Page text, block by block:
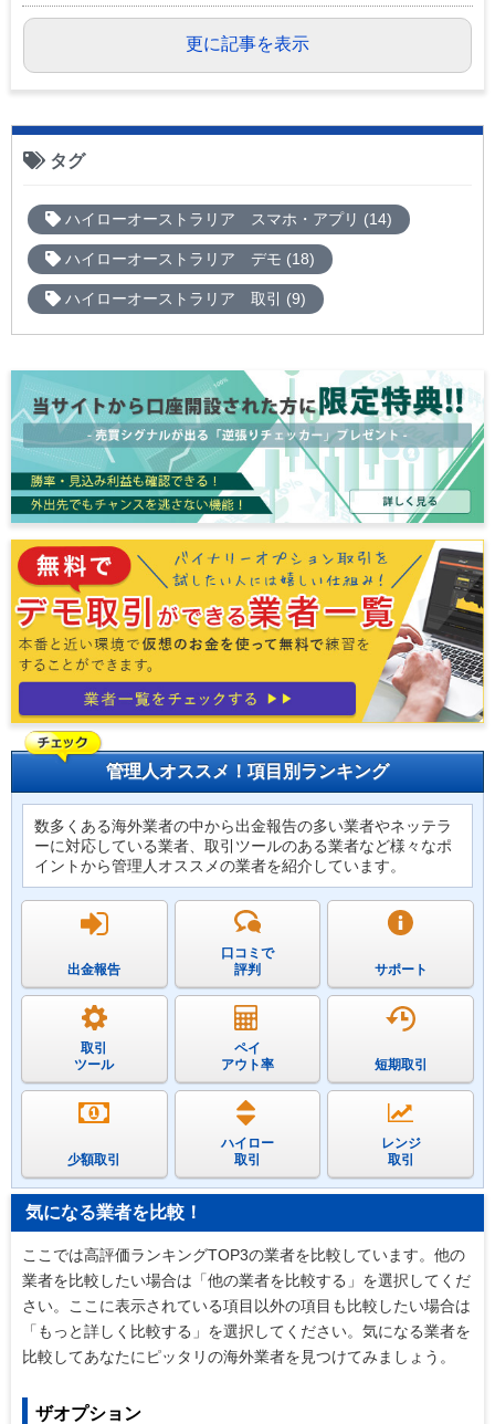
更に記事を表示
タグ
ハイローオーストラリア スマホ・アプリ (14)
ハイローオーストラリア デモ (18)
ハイローオーストラリア 取引 (9)
管理人オススメ！項目別ランキング
数多くある海外業者の中から出金報告の多い業者やネッテラ
ーに対応している業者、取引ツールのある業者など様々なポ
イントから管理人オススメの業者を紹介しています。
出金報告
口コミで
評判
サポート
取引
ツール
ペイ
アウト率
短期取引
少額取引
ハイロー
取引
レンジ
取引
気になる業者を比較！
ここでは高評価ランキングTOP3の業者を比較しています。他の
業者を比較したい場合は「他の業者を比較する」を選択してくだ
さい。ここに表示されている項目以外の項目も比較したい場合は
「もっと詳しく比較する」を選択してください。気になる業者を
比較してあなたにピッタリの海外業者を見つけてみましょう。
ザオプション